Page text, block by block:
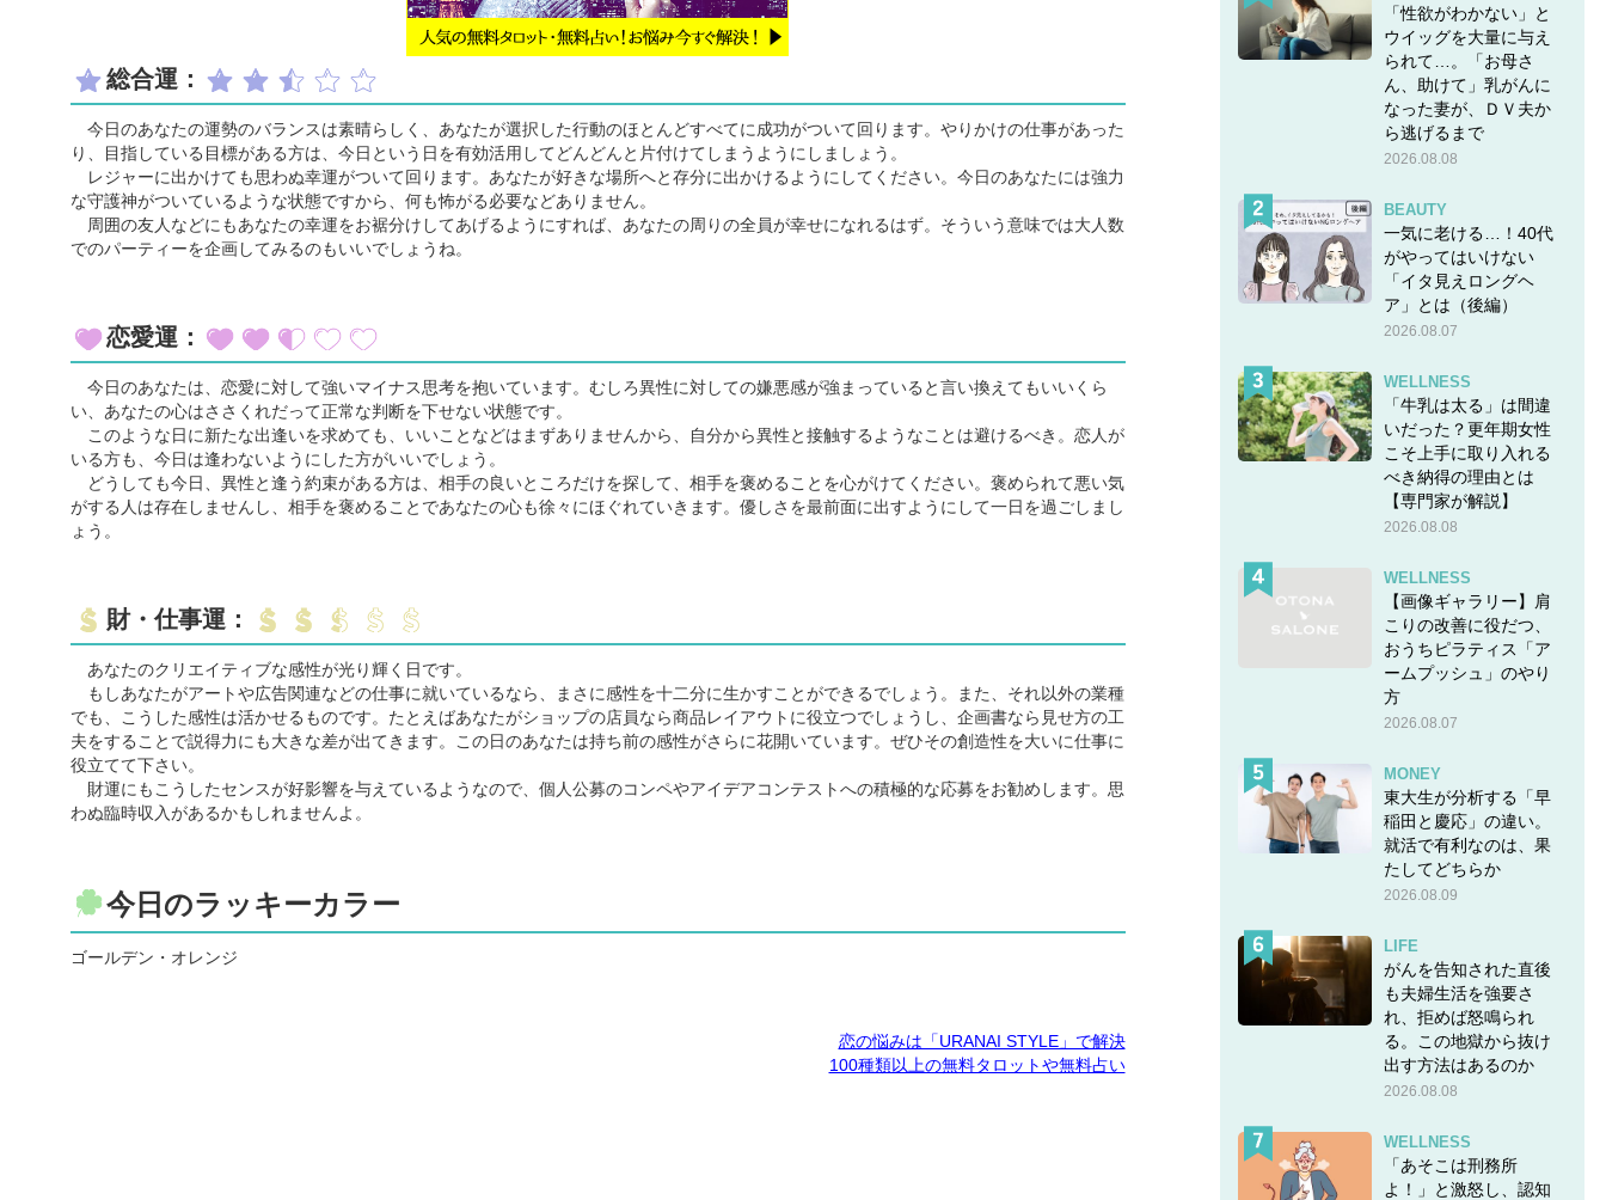
総合運：
今日のあなたの運勢のバランスは素晴らしく、あなたが選択した行動のほとんどすべてに成功がついて回ります。やりかけの仕事があった
り、目指している目標がある方は、今日という日を有効活用してどんどんと片付けてしまうようにしましょう。
レジャーに出かけても思わぬ幸運がついて回ります。あなたが好きな場所へと存分に出かけるようにしてください。今日のあなたには強力
な守護神がついているような状態ですから、何も怖がる必要などありません。
周囲の友人などにもあなたの幸運をお裾分けしてあげるようにすれば、あなたの周りの全員が幸せになれるはず。そういう意味では大人数
でのパーティーを企画してみるのもいいでしょうね。
恋愛運：
今日のあなたは、恋愛に対して強いマイナス思考を抱いています。むしろ異性に対しての嫌悪感が強まっていると言い換えてもいいくら
い、あなたの心はささくれだって正常な判断を下せない状態です。
このような日に新たな出逢いを求めても、いいことなどはまずありませんから、自分から異性と接触するようなことは避けるべき。恋人が
いる方も、今日は逢わないようにした方がいいでしょう。
どうしても今日、異性と逢う約束がある方は、相手の良いところだけを探して、相手を褒めることを心がけてください。褒められて悪い気
がする人は存在しませんし、相手を褒めることであなたの心も徐々にほぐれていきます。優しさを最前面に出すようにして一日を過ごしまし
ょう。
財・仕事運：
あなたのクリエイティブな感性が光り輝く日です。
もしあなたがアートや広告関連などの仕事に就いているなら、まさに感性を十二分に生かすことができるでしょう。また、それ以外の業種
でも、こうした感性は活かせるものです。たとえばあなたがショップの店員なら商品レイアウトに役立つでしょうし、企画書なら見せ方の工
夫をすることで説得力にも大きな差が出てきます。この日のあなたは持ち前の感性がさらに花開いています。ぜひその創造性を大いに仕事に
役立てて下さい。
財運にもこうしたセンスが好影響を与えているようなので、個人公募のコンペやアイデアコンテストへの積極的な応募をお勧めします。思
わぬ臨時収入があるかもしれませんよ。
今日のラッキーカラー
ゴールデン・オレンジ
恋の悩みは「URANAI STYLE」で解決
100種類以上の無料タロットや無料占い
「性欲がわかない」と
ウイッグを大量に与え
られて…。「お母さ
ん、助けて」乳がんに
なった妻が、ＤＶ夫か
ら逃げるまで
2026.08.08
BEAUTY
一気に老ける…！40代
がやってはいけない
「イタ見えロングヘ
ア」とは（後編）
2026.08.07
WELLNESS
「牛乳は太る」は間違
いだった？更年期女性
こそ上手に取り入れる
べき納得の理由とは
【専門家が解説】
2026.08.08
WELLNESS
【画像ギャラリー】肩
こりの改善に役だつ、
おうちピラティス「ア
ームプッシュ」のやり
方
2026.08.07
MONEY
東大生が分析する「早
稲田と慶応」の違い。
就活で有利なのは、果
たしてどちらか
2026.08.09
LIFE
がんを告知された直後
も夫婦生活を強要さ
れ、拒めば怒鳴られ
る。この地獄から抜け
出す方法はあるのか
2026.08.08
WELLNESS
「あそこは刑務所
よ！」と激怒し、認知